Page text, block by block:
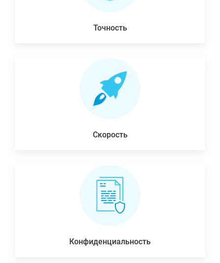
Точность
Скорость
Конфиденциальность